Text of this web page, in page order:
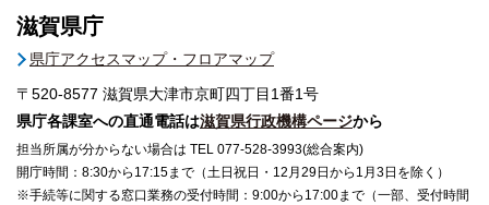
滋賀県庁
県庁アクセスマップ・フロアマップ
〒520-8577 滋賀県大津市京町四丁目1番1号
県庁各課室への直通電話は滋賀県行政機構ページから
担当所属が分からない場合は TEL 077-528-3993(総合案内)
開庁時間：8:30から17:15まで（土日祝日・12月29日から1月3日を除く）
※手続等に関する窓口業務の受付時間：9:00から17:00まで（一部、受付時間